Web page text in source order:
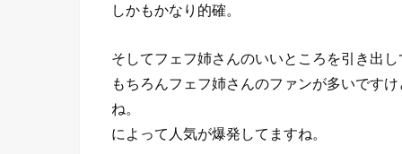
しかもかなり的確。
そしてフェフ姉さんのいいところを引き出
もちろんフェフ姉さんのファンが多いです
ね。
によって人気が爆発してますね。